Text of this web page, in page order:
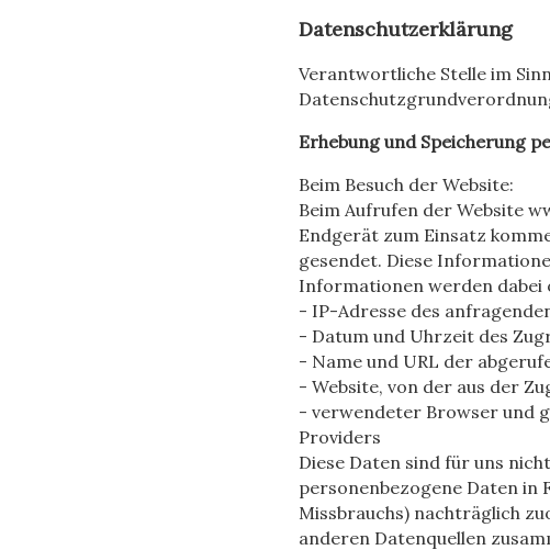
Datenschutzerklärung
Verantwortliche Stelle im
Erhebung und Speicherung
Beim Besuch der Website:
Beim Aufrufen der Website
Endgerät zum Einsatz
gesendet. Diese
Informationen werden dabei
- IP-Adresse des
- Datum und Uhrzeit des
- Name und URL der
- Website, von der aus der
- verwendeter Browser und
Providers
Diese Daten sind für uns
personenbezogene Daten in
Missbrauchs) nachträglich
anderen Datenquellen